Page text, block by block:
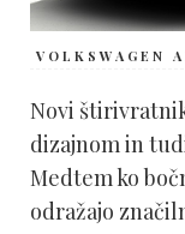
VOLKSWAGEN
Novi
dizajnom in
Medtem ko
odražajo